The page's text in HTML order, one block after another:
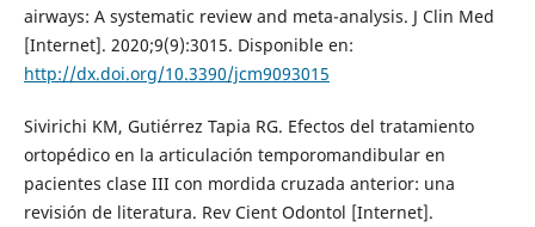
airways: A systematic review and meta-analysis. J Clin Med
[Internet]. 2020;9(9):3015. Disponible en:
http://dx.doi.org/10.3390/jcm9093015
Sivirichi KM, Gutiérrez Tapia RG. Efectos del tratamiento
ortopédico en la articulación temporomandibular en
pacientes clase III con mordida cruzada anterior: una
revisión de literatura. Rev Cient Odontol [Internet].